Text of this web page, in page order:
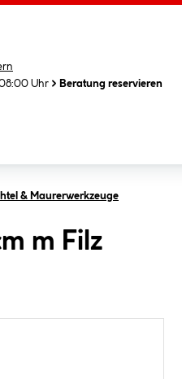
Uhr
Beratung reservieren
& Maurerwerkzeuge
m Filz